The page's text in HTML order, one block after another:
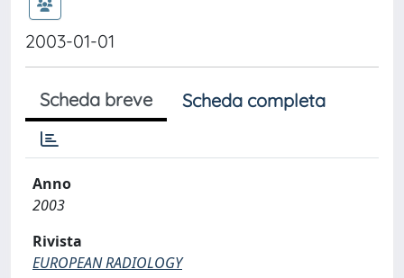
2003-01-01
Scheda breve Scheda completa
Anno
2003
Rivista
EUROPEAN RADIOLOGY